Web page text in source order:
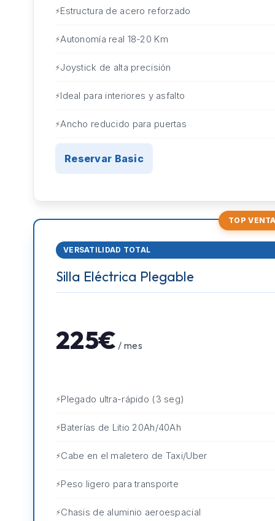
Estructura de acero reforzado
Autonomía real 18-20 Km
Joystick de alta precisión
Ideal para interiores y asfalto
Ancho reducido para puertas
Reservar Basic
TOP
VERSATILIDAD TOTAL
Silla Eléctrica Plegable
225€ / mes
Plegado ultra-rápido (3 seg)
Baterías de Litio 20Ah/40Ah
Cabe en el maletero de Taxi/Uber
Peso ligero para transporte
Chasis de aluminio aeroespacial